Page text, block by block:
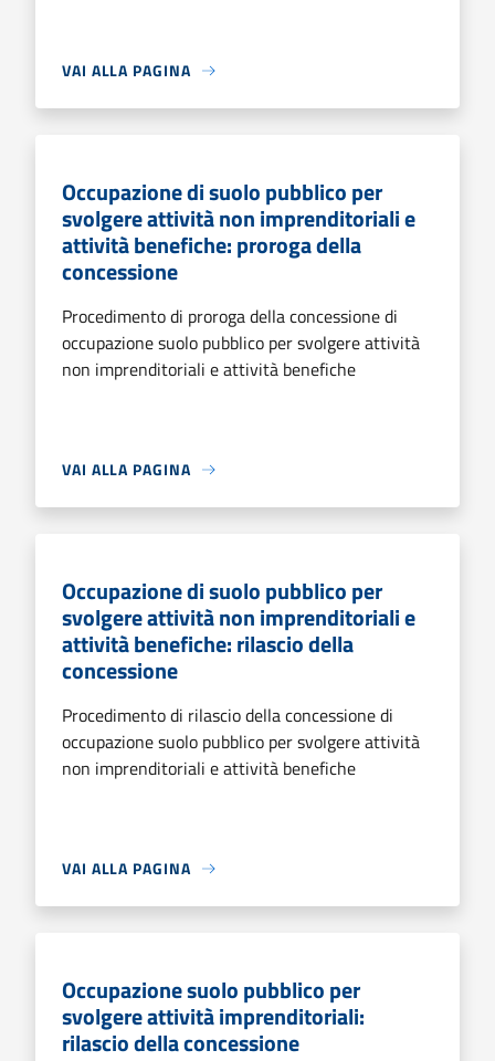
VAI ALLA PAGINA
Occupazione di suolo pubblico per
svolgere attività non imprenditoriali e
attività benefiche: proroga della
concessione
Procedimento di proroga della concessione di
occupazione suolo pubblico per svolgere attività
non imprenditoriali e attività benefiche
VAI ALLA PAGINA
Occupazione di suolo pubblico per
svolgere attività non imprenditoriali e
attività benefiche: rilascio della
concessione
Procedimento di rilascio della concessione di
occupazione suolo pubblico per svolgere attività
non imprenditoriali e attività benefiche
VAI ALLA PAGINA
Occupazione suolo pubblico per
svolgere attività imprenditoriali:
rilascio della concessione